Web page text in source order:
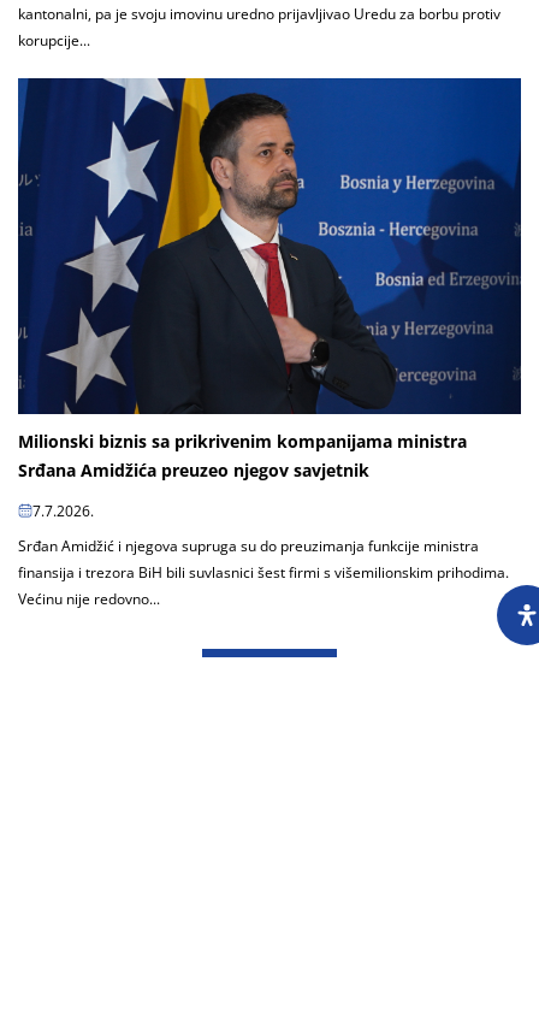
kantonalni, pa je svoju imovinu uredno prijavljivao Uredu za borbu protiv
korupcije...
Milionski biznis sa prikrivenim kompanijama ministra
Srđana Amidžića preuzeo njegov savjetnik
7.7.2026.
Srđan Amidžić i njegova supruga su do preuzimanja funkcije ministra
finansija i trezora BiH bili suvlasnici šest firmi s višemilionskim prihodima.
Većinu nije redovno...